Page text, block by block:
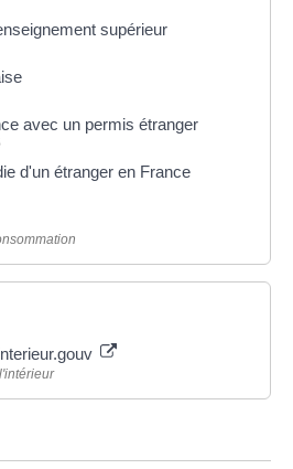
supérieur
avec un permis étranger
d'un étranger en France